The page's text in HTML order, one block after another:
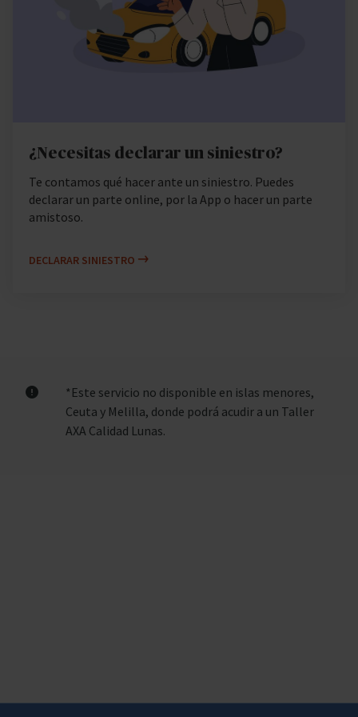
¿Necesitas declarar un siniestro?
Te contamos qué hacer ante un siniestro. Puedes
declarar un parte online, por la App o hacer un parte
amistoso.
DECLARAR SINIESTRO
*Este servicio no disponible en islas menores,
Ceuta y Melilla, donde podrá acudir a un Taller
AXA Calidad Lunas.